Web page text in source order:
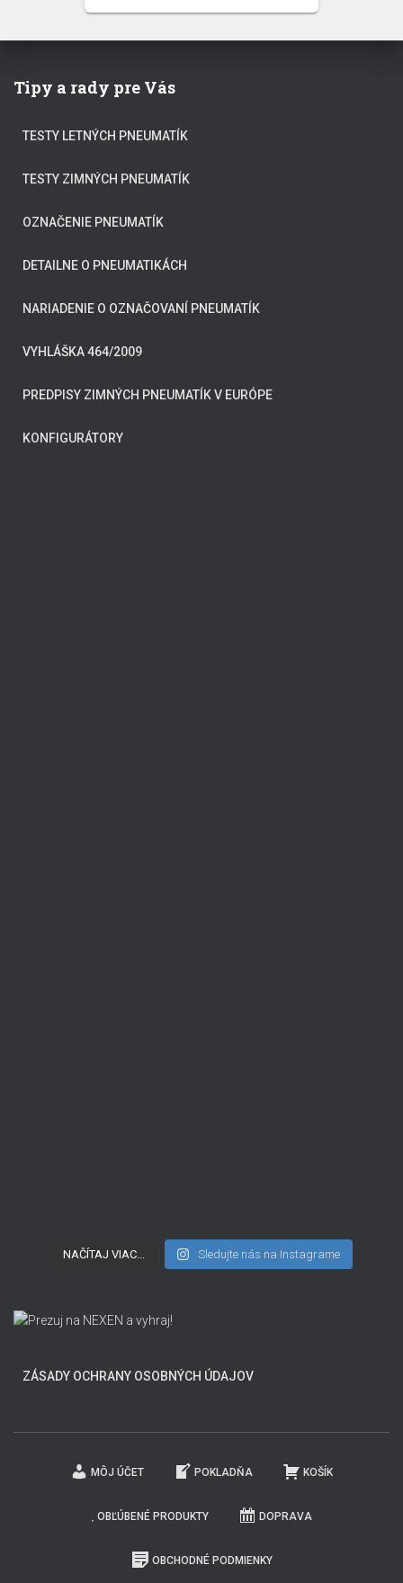
Tipy a rady pre Vás
TESTY LETNÝCH PNEUMATÍK
TESTY ZIMNÝCH PNEUMATÍK
OZNAČENIE PNEUMATÍK
DETAILNE O PNEUMATIKÁCH
NARIADENIE O OZNAČOVANÍ PNEUMATÍK
VYHLÁŠKA 464/2009
PREDPISY ZIMNÝCH PNEUMATÍK V EURÓPE
KONFIGURÁTORY
NAČÍTAJ VIAC... Sledujte nás na Instagrame
ZÁSADY OCHRANY OSOBNÝCH ÚDAJOV
MÔJ ÚČET POKLADŇA KOŠÍK
OBĽÚBENÉ PRODUKTY DOPRAVA
OBCHODNÉ PODMIENKY